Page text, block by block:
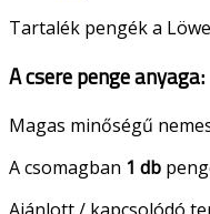
Tartalék pengék a
A csere penge anyaga:
Magas minőségű
A csomagban 1 db
Ajánlott / kapcsolódó